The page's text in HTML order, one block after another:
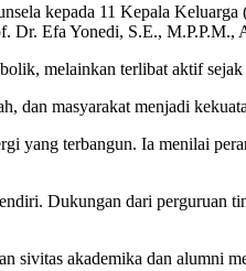
kepada 11 Kepala
Efa Yonedi, S.E., M.P.P.M.,
melainkan terlibat aktif
dan masyarakat menjadi
yang terbangun. Ia menilai
Dukungan dari perguruan
sivitas akademika dan